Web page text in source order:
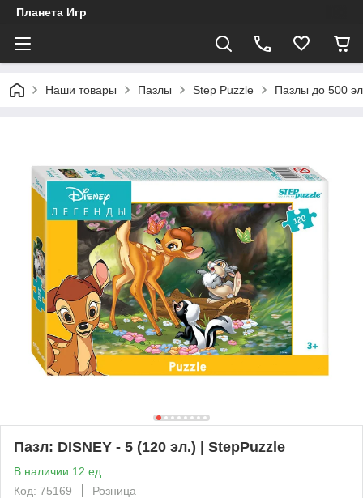
Планета Игр
Наши товары Пазлы Step Puzzle Пазлы до 500
Пазл: DISNEY - 5 (120 эл.) | StepPuzzle
В наличии 12 ед.
Код: 75169
Розница